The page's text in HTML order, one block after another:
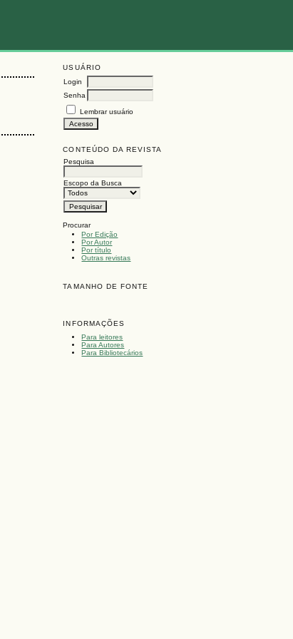
USUÁRIO
Login
Senha
Lembrar usuário
CONTEÚDO DA REVISTA
Pesquisa
Escopo da Busca
Procurar
Por Edição
Por Autor
Por título
Outras revistas
TAMANHO DE FONTE
INFORMAÇÕES
Para leitores
Para Autores
Para Bibliotecários